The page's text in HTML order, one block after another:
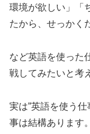
環境が欲しい」「
たから、せっかく
など英語を使った
戦してみたいと考
実は”英語を使う
事は結構あります。